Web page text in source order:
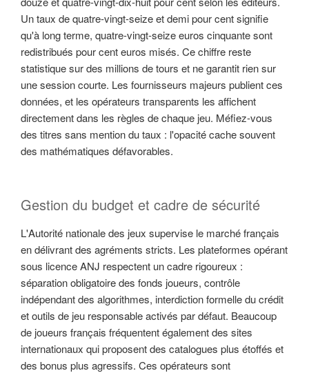
Un taux de quatre-vingt-seize et demi pour cent signifie
qu'à long terme, quatre-vingt-seize euros cinquante sont
redistribués pour cent euros misés. Ce chiffre reste
statistique sur des millions de tours et ne garantit rien sur
une session courte. Les fournisseurs majeurs publient ces
données, et les opérateurs transparents les affichent
directement dans les règles de chaque jeu. Méfiez-vous
des titres sans mention du taux : l'opacité cache souvent
des mathématiques défavorables.
Gestion du budget et cadre de sécurité
L'Autorité nationale des jeux supervise le marché français
en délivrant des agréments stricts. Les plateformes opérant
sous licence ANJ respectent un cadre rigoureux :
séparation obligatoire des fonds joueurs, contrôle
indépendant des algorithmes, interdiction formelle du crédit
et outils de jeu responsable activés par défaut. Beaucoup
de joueurs français fréquentent également des sites
internationaux qui proposent des catalogues plus étoffés et
des bonus plus agressifs. Ces opérateurs sont